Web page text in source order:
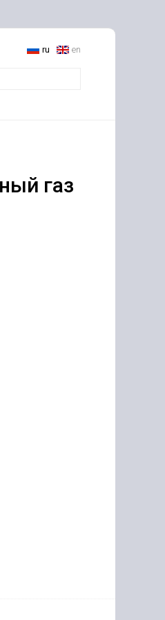
ru en
газ